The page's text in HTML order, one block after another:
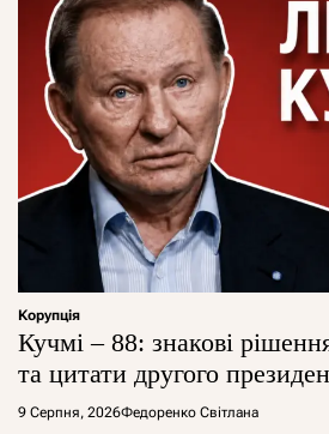
Корупція
Кучмі – 88: знакові
та цитати другого
9 Серпня, 2026Федоренко Світлана